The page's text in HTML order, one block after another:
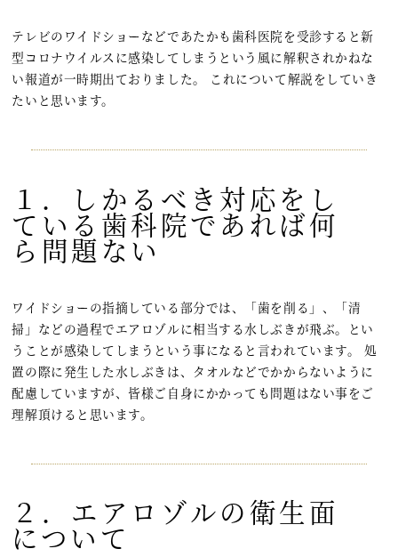
テレビのワイドショーなどであたかも歯科医院を受診すると新
型コロナウイルスに感染してしまうという風に解釈されかねな
い報道が一時期出ておりました。 これについて解説をしていき
たいと思います。
１．しかるべき対応をし
ている歯科院であれば何
ら問題ない
ワイドショーの指摘している部分では、「歯を削る」、「清
掃」などの過程でエアロゾルに相当する水しぶきが飛ぶ。とい
うことが感染してしまうという事になると言われています。 処
置の際に発生した水しぶきは、タオルなどでかからないように
配慮していますが、皆様ご自身にかかっても問題はない事をご
理解頂けると思います。
２．エアロゾルの衛生面
について